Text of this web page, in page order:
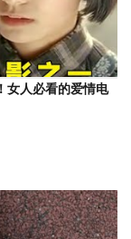
女人必看的爱情电